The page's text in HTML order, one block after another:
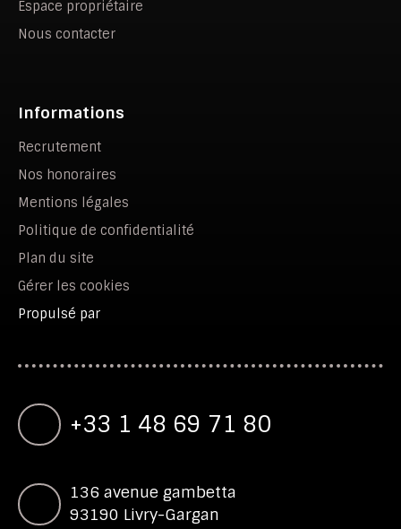
Espace propriétaire
Nous contacter
Informations
Recrutement
Nos honoraires
Mentions légales
Politique de confidentialité
Plan du site
Gérer les cookies
Propulsé par
+33 1 48 69 71 80
136 avenue gambetta
93190 Livry-Gargan